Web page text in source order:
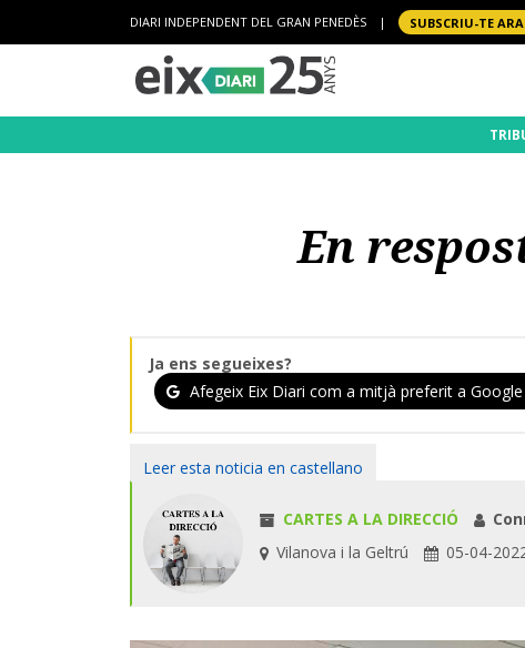
DIARI INDEPENDENT DEL GRAN PENEDÈS | SUBSCRIU-TE
En
Ja ens segueixes?
Afegeix Eix Diari com a mitjà preferit a
Leer esta noticia en castellano
CARTES A LA DIRECCIÓ
Vilanova i la Geltrú
05-04-